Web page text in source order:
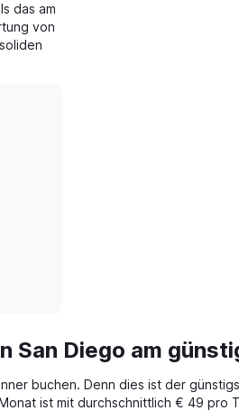
das am
von
San Diego am
buchen. Denn dies ist der
ist mit durchschnittlich € 49 pro